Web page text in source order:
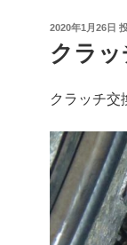
投
日:
2020年1月26日
クラ
クラッチ交